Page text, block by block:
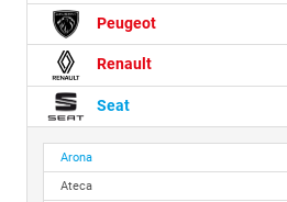
Peugeot
Renault
Seat
Arona
Ateca